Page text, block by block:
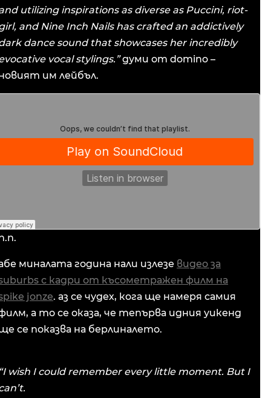
utilizing inspirations as diverse as Puccini, riot-
and Nine Inch Nails has crafted an addictively
dance sound that showcases her incredibly
vocal stylings.”думи от domino –
им лейбъл.
миналата година нали излезе видео за
с кадри от късометражен филм на
jonze. аз се чудех, кога ще намеря самия
а то се оказа, че тепърва идния уикенд
се показва на берлиналето.
wish I could remember every little moment. But I